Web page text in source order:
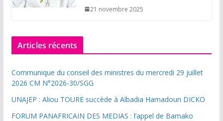
21 novembre 2025
Articles récents
Communique du conseil des ministres du mercredi 29 juillet
2026 CM N°2026-30/SGG
UNAJEP : Aliou TOURE succède à Albadia Hamadoun DICKO
FORUM PANAFRICAIN DES MEDIAS : l’appel de Bamako